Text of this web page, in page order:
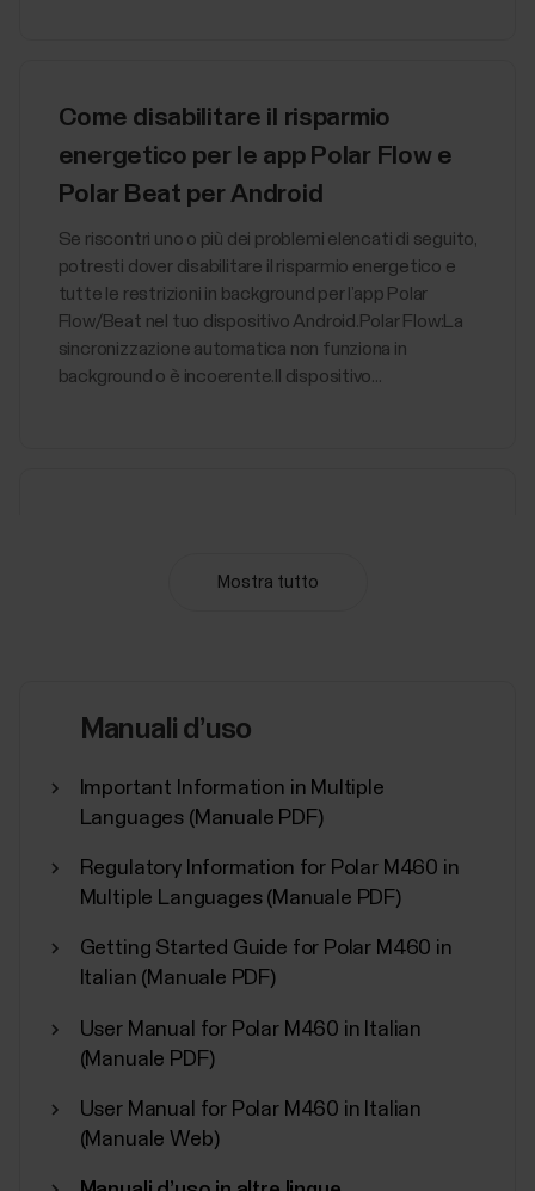
Come disabilitare il risparmio
energetico per le app Polar Flow e
Polar Beat per Android
Se riscontri uno o più dei problemi elencati di seguito,
potresti dover disabilitare il risparmio energetico e
tutte le restrizioni in background per l’app Polar
Flow/Beat nel tuo dispositivo Android.Polar Flow:La
sincronizzazione automatica non funziona in
background o è incoerente.Il dispositivo...
dispositivo Polar all'app Flow, in genere, il metodo più
tenendo premuto il pulsante INDIETRO sul...
Con quali sensori e accessori è
compatibile il training computer
Sensori di frequenza cardiaca compatibili...
Mostra tutto
Manuali d’uso
Important Information in Multiple
Languages (Manuale PDF)
Regulatory Information for Polar M460 in
Multiple Languages (Manuale PDF)
Getting Started Guide for Polar M460 in
Italian (Manuale PDF)
User Manual for Polar M460 in Italian
(Manuale PDF)
User Manual for Polar M460 in Italian
(Manuale Web)